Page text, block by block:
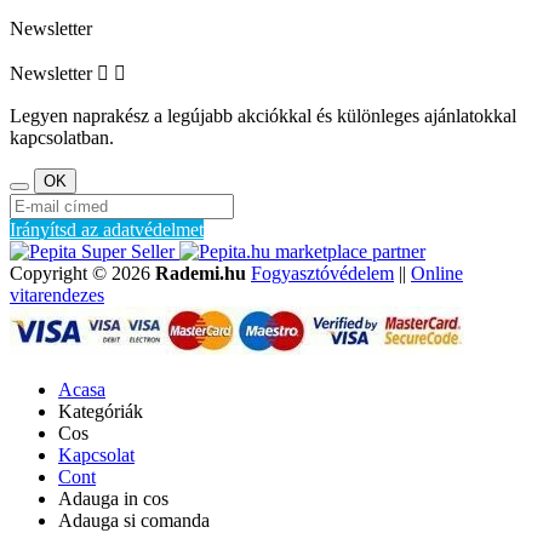
Newsletter
Newsletter  
Legyen naprakész a legújabb akciókkal és különleges ajánlatokkal
kapcsolatban.
Irányítsd az adatvédelmet
marketplace partner
Copyright © 2026 Rademi.hu Fogyasztóvédelem || Online
vitarendezes
Acasa
Kategóriák
Cos
Kapcsolat
Cont
Adauga in cos
Adauga si comanda